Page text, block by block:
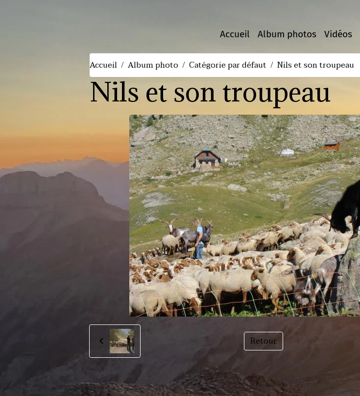
Accueil Album photos Vidéos
Accueil Album photo Catégorie par défaut Nils et son troupeau
Nils et son troupeau
Retour